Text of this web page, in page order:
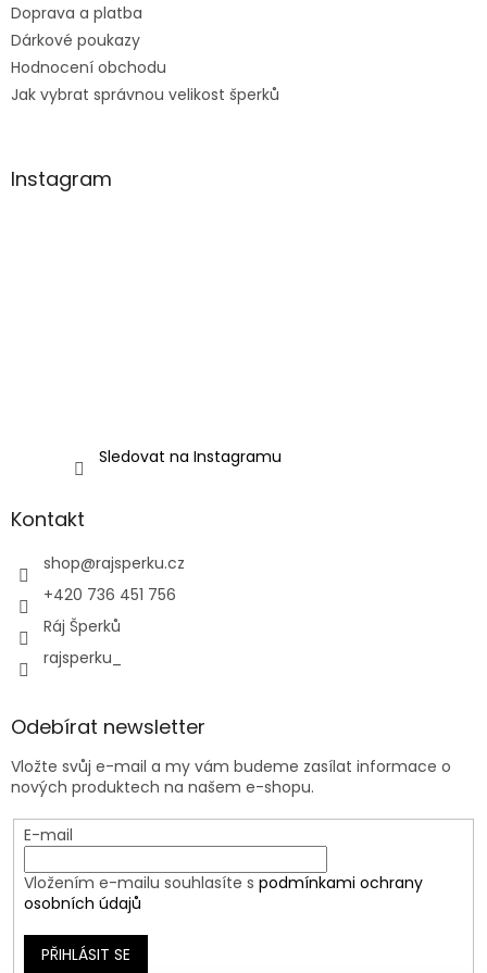
Doprava a platba
Dárkové poukazy
Hodnocení obchodu
Jak vybrat správnou velikost šperků
Instagram
Sledovat na Instagramu
Kontakt
shop@rajsperku.cz
+420 736 451 756
Ráj Šperků
rajsperku_
Odebírat newsletter
Vložte svůj e-mail a my vám budeme zasílat informace o
nových produktech na našem e-shopu.
E-mail
Vložením e-mailu souhlasíte s podmínkami ochrany
osobních údajů
PŘIHLÁSIT SE